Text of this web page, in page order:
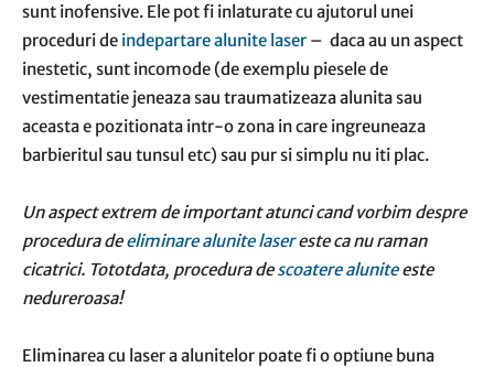
sunt inofensive. Ele pot fi inlaturate cu ajutorul unei
proceduri de indepartare alunite laser – daca au un aspect
inestetic, sunt incomode (de exemplu piesele de
vestimentatie jeneaza sau traumatizeaza alunita sau
aceasta e pozitionata intr-o zona in care ingreuneaza
barbieritul sau tunsul etc) sau pur si simplu nu iti plac.
Un aspect extrem de important atunci cand vorbim despre
procedura deeliminare alunite lasereste ca nu raman
cicatrici. Tototdata, procedura descoatere aluniteeste
nedureroasa!
Eliminarea cu laser a alunitelor poate fi o optiune buna